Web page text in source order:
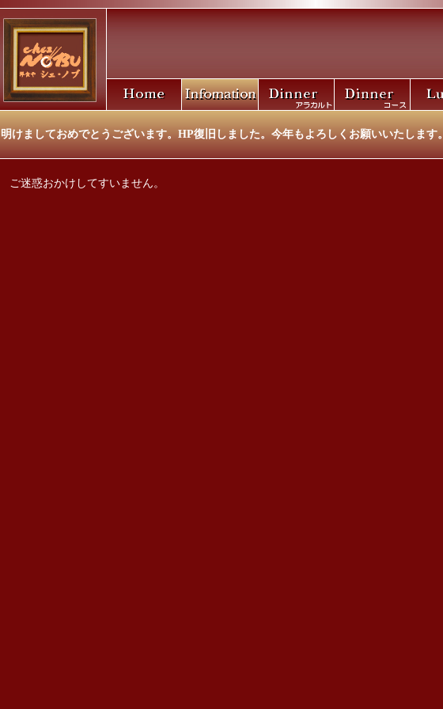
明けましておめでとうございます。HP復旧しました。今年もよろしくお願いいたします。
ご迷惑おかけしてすいません。